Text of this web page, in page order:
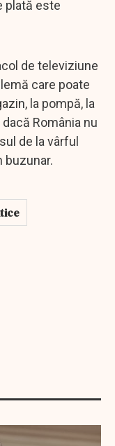
plată este
de televiziune
care poate
la pompă, la
România nu
de la vârful
buzunar.